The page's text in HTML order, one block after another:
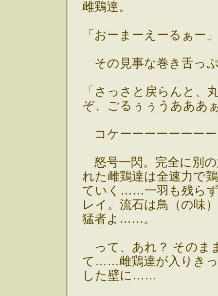
雌鶏達。
「おーまーえーるぁー
その見事な巻き舌っ
「さっさと戻らんと、
ぞ、ごるぅぅうあああ
コケーーーーーーー
怒号一閃。完全に別
れた雌鶏達は全速力で
ていく……一羽も残ら
レイ。流石は鳥（の味
猛者よ……。
って、あれ？ そのま
て……雌鶏達が入りき
した壁に……